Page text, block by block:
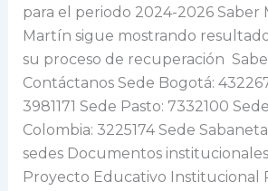
para el periodo 2024-2026 Saber
Martín sigue mostrando
su proceso de recuperación
Contáctanos Sede Bogotá:
3981171 Sede Pasto: 7332100
Colombia: 3225174 Sede
sedes Documentos
Proyecto Educativo Institucional